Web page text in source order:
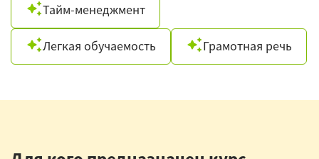
Тайм-менеджмент
Легкая обучаемость Грамотная речь